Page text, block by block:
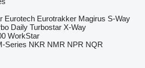
Eurotech Eurotrakker Magirus S-Way
Daily Turbostar X-Way
WorkStar
Series NKR NMR NPR NQR